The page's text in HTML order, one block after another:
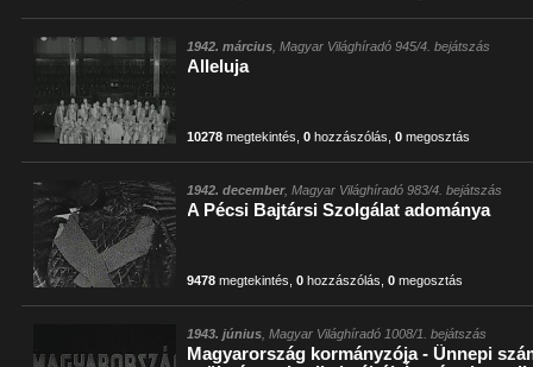
1942. március , Magyar Világhíradó 945/4. bejátszás
Alleluja
10278 megtekintés ,0 hozzászólás ,0 megosztás
1942. december, Magyar Világhíradó 983/4. bejátszás
A Pécsi Bajtársi Szolgálat adománya
9478 megtekintés ,0 hozzászólás ,0 megosztás
1943. június , Magyar Világhíradó 1008/1. bejátszás
Magyarország kormányzója - Ünnepi